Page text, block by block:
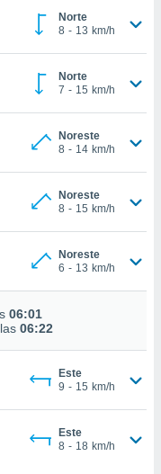
Norte
8 - 13 km/h
Norte
7 - 15 km/h
Noreste
8 - 14 km/h
Noreste
8 - 15 km/h
Noreste
6 - 13 km/h
06:01
06:22
Este
9 - 15 km/h
Este
8 - 18 km/h